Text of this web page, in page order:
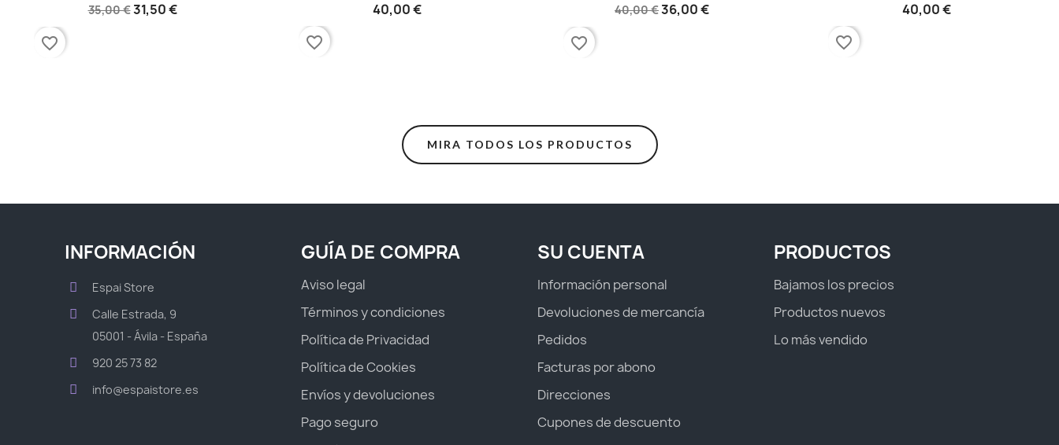
35,00 €31,50 €
favorite_border
40,00 €
favorite_border
40,00 €36,00 €
favorite_border
40,00 €
favorite_border
MIRA TODOS LOS PRODUCTOS
INFORMACIÓN
Espai Store
Calle Estrada, 9
05001 - Ávila - España
920 25 73 82
info@espaistore.es
GUÍA DE COMPRA
Aviso legal
Términos y condiciones
Política de Privacidad
Política de Cookies
Envíos y devoluciones
Pago seguro
SU CUENTA
Información personal
Devoluciones de mercancía
Pedidos
Facturas por abono
Direcciones
Cupones de descuento
PRODUCTOS
Bajamos los precios
Productos nuevos
Lo más vendido